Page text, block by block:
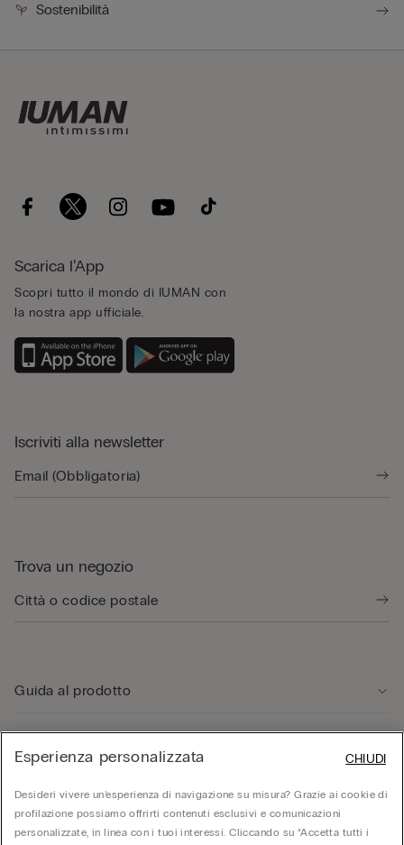
Sostenibilità
Scarica l’App
Scopri tutto il mondo di IUMAN con
la nostra app ufficiale.
Iscriviti alla newsletter
Trova un negozio
Guida al prodotto
Area Legale
Esperienza personalizzata
Desideri vivere un’esperienza di navigazione su misura? Grazie ai cookie di
profilazione possiamo offrirti contenuti esclusivi e comunicazioni
personalizzate, in linea con i tuoi interessi. Cliccando su “Accetta tutti i
CHIUDI